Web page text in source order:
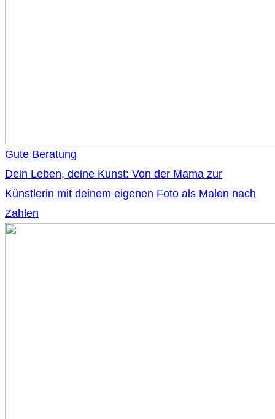
Gute Beratung
Dein Leben, deine Kunst: Von der Mama zur
Künstlerin mit deinem eigenen Foto als Malen nach
Zahlen